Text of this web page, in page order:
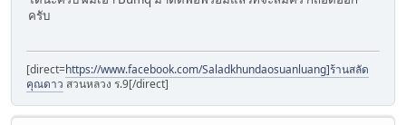
ครับ
[direct=https://www.facebook.com/Saladkhundaosuanluang]ร้านสลัด
คุณดาว สวนหลวง ร.9[/direct]